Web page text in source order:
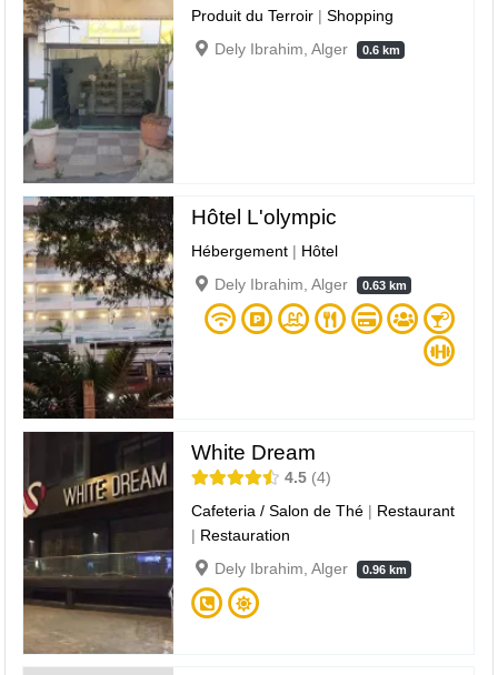
Produit du Terroir |Shopping
Dely Ibrahim, Alger
0.6 km
Hôtel L'olympic
Hébergement | Hôtel
Dely Ibrahim, Alger
0.63 km
White Dream
4.5 4
Cafeteria / Salon de Thé | Restaurant
| Restauration
Dely Ibrahim, Alger
0.96 km